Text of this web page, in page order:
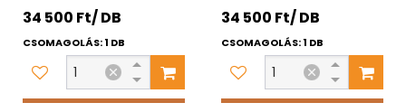
34 500 Ft/ DB
CSOMAGOLÁS: 1 DB
34 500 Ft/ DB
CSOMAGOLÁS: 1 DB